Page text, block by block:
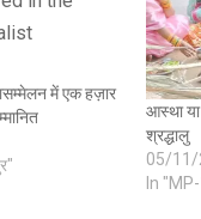
में एक हज़ार
आस्था
श्रद्धालु
05/11/
In